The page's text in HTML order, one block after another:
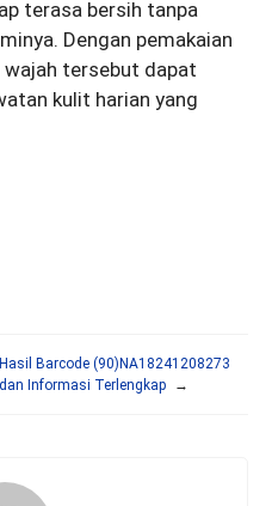
terasa bersih tanpa
Dengan pemakaian
tersebut dapat
kulit harian yang
Hasil Barcode (90)NA18241208273
dan Informasi Terlengkap
→